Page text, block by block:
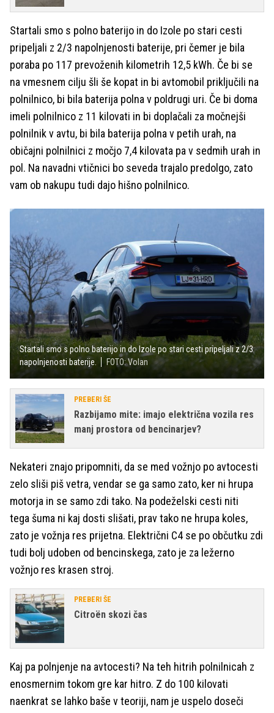
Startali smo s polno baterijo in do Izole po stari cesti
pripeljali z 2/3 napolnjenosti baterije, pri čemer je bila
poraba po 117 prevoženih kilometrih 12,5 kWh. Če bi se
na vmesnem cilju šli še kopat in bi avtomobil priključili na
polnilnico, bi bila baterija polna v poldrugi uri. Če bi doma
imeli polnilnico z 11 kilovati in bi doplačali za močnejši
polnilnik v avtu, bi bila baterija polna v petih urah, na
običajni polnilnici z močjo 7,4 kilovata pa v sedmih urah in
pol. Na navadni vtičnici bo seveda trajalo predolgo, zato
vam ob nakupu tudi dajo hišno polnilnico.
Startali smo s polno baterijo in do Izole po stari cesti pripeljali z 2/3
napolnjenosti baterije.
FOTO: Volan
PREBERI ŠE
Razbijamo mite: imajo električna vozila res
manj prostora od bencinarjev?
Nekateri znajo pripomniti, da se med vožnjo po avtocesti
zelo sliši piš vetra, vendar se ga samo zato, ker ni hrupa
motorja in se samo zdi tako. Na podeželski cesti niti
tega šuma ni kaj dosti slišati, prav tako ne hrupa koles,
zato je vožnja res prijetna. Električni C4 se po občutku zdi
tudi bolj udoben od bencinskega, zato je za ležerno
vožnjo res krasen stroj.
PREBERI ŠE
Citroën skozi čas
Kaj pa polnjenje na avtocesti? Na teh hitrih polnilnicah z
enosmernim tokom gre kar hitro. Z do 100 kilovati
naenkrat se lahko baše v teoriji, nam je uspelo doseči